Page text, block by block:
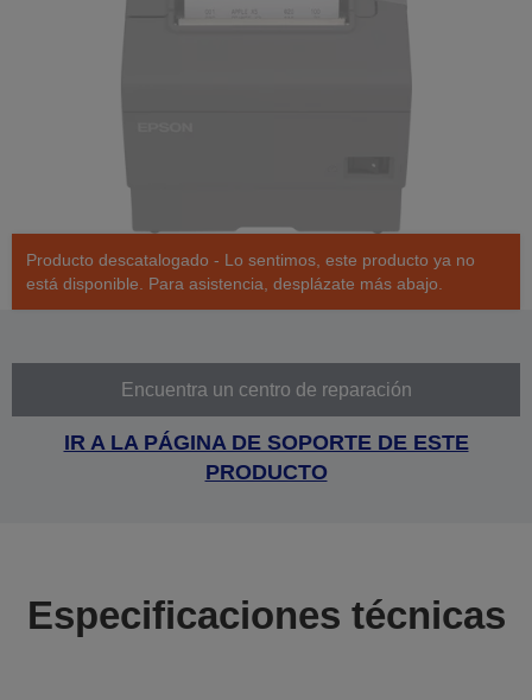
Producto descatalogado - Lo sentimos, este producto ya no
está disponible. Para asistencia, desplázate más abajo.
Encuentra un centro de reparación
IR A LA PÁGINA DE SOPORTE DE ESTE
PRODUCTO
Especificaciones técnicas